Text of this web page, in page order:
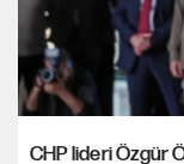
CHP lideri Özgür